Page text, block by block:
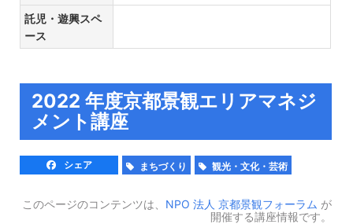
託児・遊興スペ
ース
2022 年度京都景観エリアマネジ
メント講座
シェア まちづくり 観光・文化・芸術
このページのコンテンツは、 NPO 法人 京都景観フォーラム が
開催する講座情報です。